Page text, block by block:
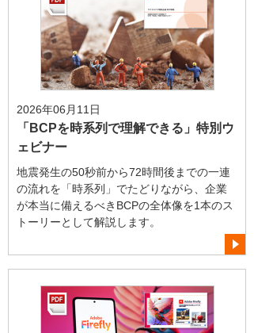
2026年06月11日
「BCPを時系列で理解できる」特別ウ
ェビナー
地震発生の50秒前から72時間後までの一連
の流れを「時系列」でたどりながら、企業
が本当に備えるべきBCPの全体像を1本のス
トーリーとして解説します。